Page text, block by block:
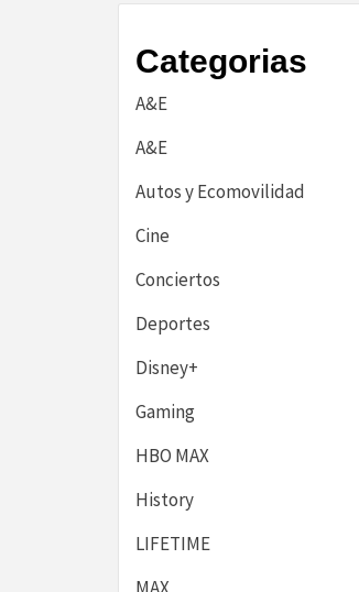
Categorias
A&E
A&E
Autos y Ecomovilidad
Cine
Conciertos
Deportes
Disney+
Gaming
HBO MAX
History
LIFETIME